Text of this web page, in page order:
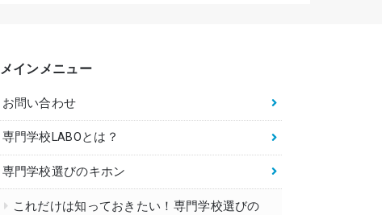
メインメニュー
お問い合わせ
専門学校LABOとは？
専門学校選びのキホン
これだけは知っておきたい！専門学校選びの